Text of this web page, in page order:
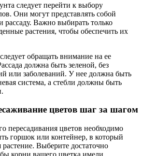
следует перейти к выбору
Они могут представлять собой
рассаду. Важно выбирать только
растения, чтобы обеспечить их
обращать внимание на ее
должна быть зеленой, без
или заболеваний. У нее должна быть
система, а стебли должны быть
цветов шаг за шагом
пересадивания цветов необходимо
горшок или контейнер, в который
растение. Выберите достаточно